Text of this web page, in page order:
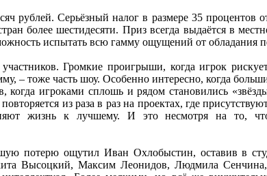
рублей. Серьёзный налог в размере 35 процентов
более шестидесяти. Приз всегда выдаётся в
испытать всю гамму ощущений от
Громкие проигрыши, когда игрок
– тоже часть шоу. Особенно интересно, когда
когда игроками сплошь и рядом становились
из раза в раз на проектах, где
жизнь к лучшему. И это несмотря на то,
потерю ощутил Иван Охлобыстин, оставив в
Высоцкий, Максим Леонидов, Людмила